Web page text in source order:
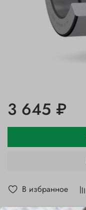
В избранное
3 645 ₽